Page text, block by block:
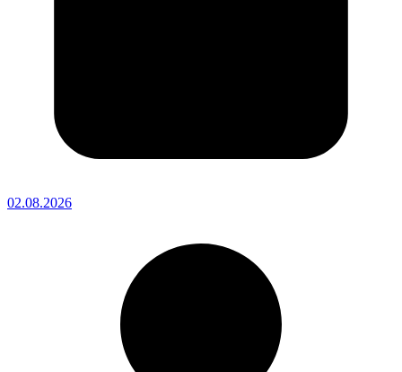
02.08.2026